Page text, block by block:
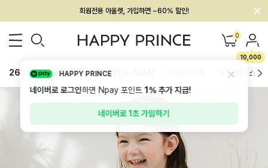
회원전용 아울렛, 가입하면 ~60% 할인!
멤버십 최대 28,000원 혜택 0
10,000
26SS 신상 BEST BABY[6~12M] 하의/레깅스
HAPPY PRINCE
네이버로 로그인하면 Npay 포인트1%추가 지급!
네이버로 1초 가입하기